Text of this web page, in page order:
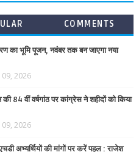
COMMENTS
का भूमि पूजन, नवंबर तक बन जाएगा नया
09, 2026
84 वीं वर्षगांठ पर कांग्रेस ने शहीदों को किया
09, 2026
अभ्यर्थियों की मांगों पर करें पहल : राजेश